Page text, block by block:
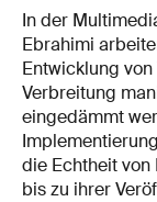
In der
Ebrahimi
Entwicklung
Verbreitung
eingedämmt
die Echtheit
bis zu ihrer